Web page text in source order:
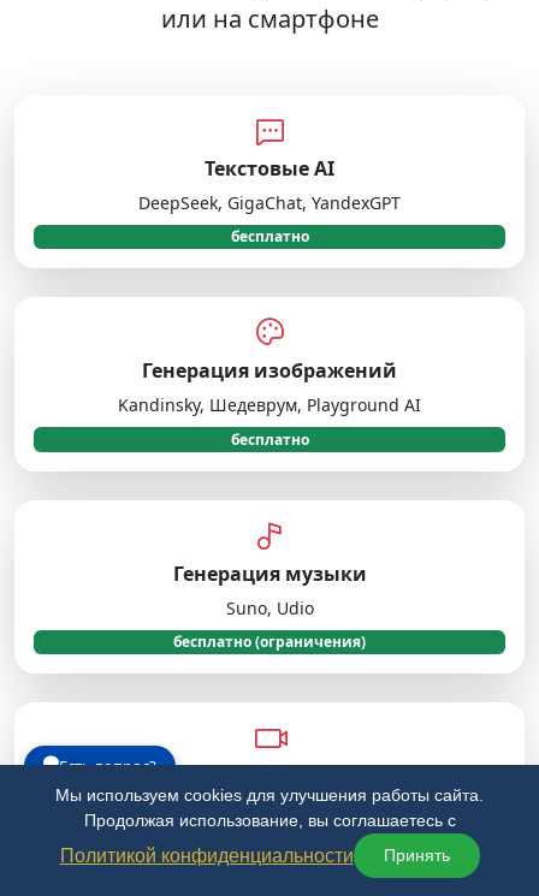
или на смартфоне
Текстовые AI
DeepSeek, GigaChat, YandexGPT
бесплатно
Генерация изображений
Kandinsky, Шедеврум, Playground AI
бесплатно
Генерация музыки
Suno, Udio
бесплатно (ограничения)
CapCut, Runway ML
Есть вопрос?
Мы используем cookies для улучшения работы сайта.
Продолжая использование, вы соглашаетесь с
Политикой конфиденциальности Принять